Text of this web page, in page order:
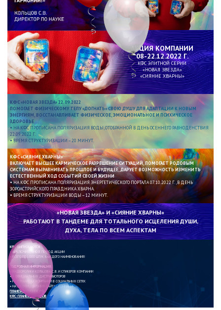
АКЦИЯ КОМПАНИИ
08-22.12.2022 Г.
КФС ЭЛИТНОЙ СЕРИИ
«НОВАЯ ЗВЕЗДА»
«СИЯНИЕ ХВАРНЫ»
КФС «НОВАЯ ЗВЕЗДА» 22.09.2022
ПОМОГАЕТ ФИЗИЧЕСКОМУ ТЕЛУ «ДОГНАТЬ» СВОЮ ДУШУ ДЛЯ АДАПТАЦИИ К НОВЫМ
ЭНЕРГИЯМ, ВОССТАНАВЛИВАЕТ ФИЗИЧЕСКОЕ, ЭМОЦИОНАЛЬНОЕ И ПСИХИЧЕСКОЕ
ЗДОРОВЬЕ
• НА КФС ПРОПИСАНА ПОЛЯРИЗАЦИЯ ВОДЫ, ОТОБРАННОЙ В ДЕНЬ ОСЕННЕГО РАВНОДЕНСТВИЯ
22.09.2022 Г.
• ВРЕМЯ СТРУКТУРИЗАЦИИ – 20 МИНУТ.
КФС «СИЯНИЕ ХВАРНЫ»
ВКЛЮЧАЕТ ВЫСШЕЕ КАРМИЧЕСКОЕ РАЗРЕШЕНИЕ СИТУАЦИЙ, ПОМОГАЕТ РОДОВЫМ
СИСТЕМАМ ВЫРАВНИВАТЬ ПРОШЛОЕ И БУДУЩЕЕ, ДАРУЕТ ВОЗМОЖНОСТЬ ИЗМЕНИТЬ
ЕСТЕСТВЕННЫЙ ХОД СОБЫТИЙ СВОЕЙ ЖИЗНИ
• НА КФС ПРОПИСАНА ПОЛЯРИЗАЦИЯ ЭНЕРГЕТИЧЕСКОГО ПОРТАЛА 07.10.2022 Г., В ДЕНЬ
ЗОРОАСТРИЙСКОГО ПРАЗДНИКА ХВАРНА.
• ВРЕМЯ СТРУКТУРИЗАЦИИ ВОДЫ – 12 МИНУТ.
«НОВАЯ ЗВЕЗДА» И «СИЯНИЕ ХВАРНЫ»
РАБОТАЮТ В ТАНДЕМЕ ДЛЯ ТОТАЛЬНОГО ИСЦЕЛЕНИЯ ДУШИ,
ДУХА, ТЕЛА ПО ВСЕМ АСПЕКТАМ
КФС ВЫПУСКАЮТСЯ
• ИСКЛЮЧИТЕЛЬНО В ПЕРИОД АКЦИИ
• ВСЕГО ПО 1000 ШТУК КАЖДОГО НАИМЕНОВАНИЯ!
ПОДРОБНАЯ ИНФОРМАЦИЯ:
• ВИДЕОРОЛИКИ КОЛЬЦОВА С.В. И СПИКЕРОВ КОМПАНИИ
• У ОФИЦИАЛЬНЫХ ДИСТРИБЬЮТОРОВ
• НА СТРАНИЦАХ КОМПАНИИ В СОЦИАЛЬНЫХ СЕТЯХ
• НА 2Х ОФИЦИАЛЬНЫХ САЙТАХ КОМПАНИИ
ПЛАНЕТА-РЕГИОНОВ.РФ
КФС-ПЛАНЕТА-РЕГИОНОВ.РФ